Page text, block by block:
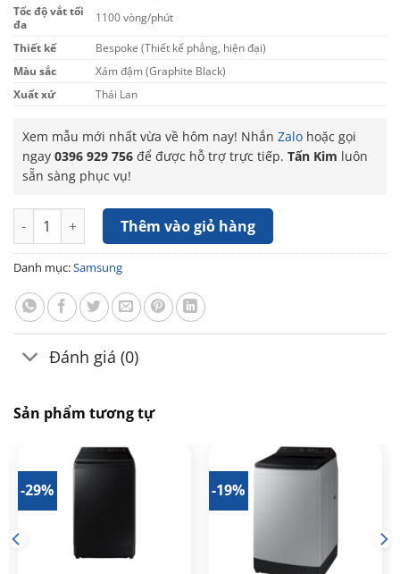
Tốc độ vắt tối
đa
1100 vòng/phút
Thiết kế
Bespoke (Thiết kế phẳng, hiện đại)
Màu sắc
Xám đậm (Graphite Black)
Xuất xứ
Thái Lan
Xem mẫu mới nhất vừa về hôm nay! Nhắn Zalo hoặc gọi
ngay 0396 929 756 để được hỗ trợ trực tiếp. Tấn Kim luôn
sẵn sàng phục vụ!
Máy giặt sấy Samsung AI Combo Heatpump Inverter
Thêm vào giỏ hàng
Danh mục:Samsung
Đánh giá (0)
Sản phẩm tương tự
-29% -19%